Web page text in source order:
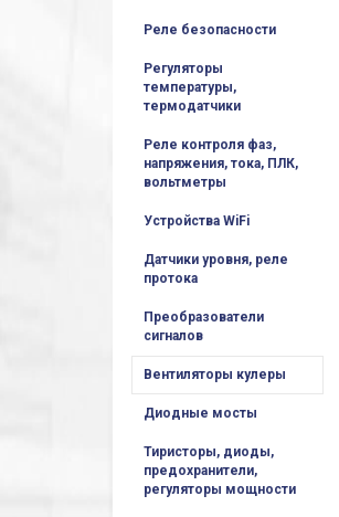
Реле безопасности
Регуляторы
температуры,
термодатчики
Реле контроля фаз,
напряжения, тока, ПЛК,
вольтметры
Устройства WiFi
Датчики уровня, реле
протока
Преобразователи
сигналов
Вентиляторы кулеры
Диодные мосты
Тиристоры, диоды,
предохранители,
регуляторы мощности